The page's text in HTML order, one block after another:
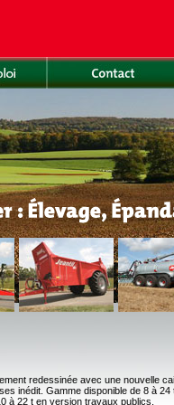
redessinée avec une nouvelle
inédit. Gamme disponible de 8 à 24
à 22 t en version travaux publics.